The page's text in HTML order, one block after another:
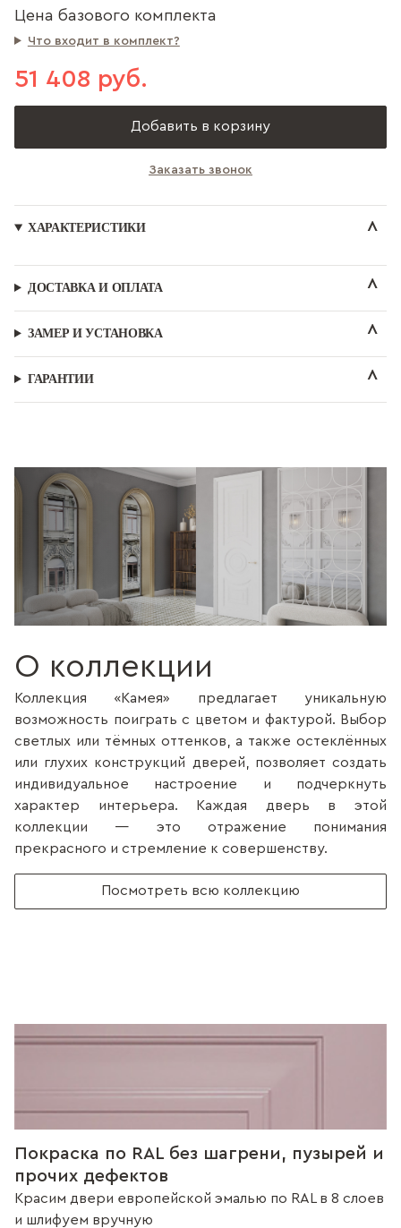
Цена базового комплекта
Что входит в комплект?
51 408 руб.
Добавить в корзину
Заказать звонок
ХАРАКТЕРИСТИКИ
ДОСТАВКА И ОПЛАТА
ЗАМЕР И УСТАНОВКА
ГАРАНТИИ
О коллекции
Коллекция «Камея» предлагает уникальную
возможность поиграть с цветом и фактурой. Выбор
светлых или тёмных оттенков, а также остеклённых
или глухих конструкций дверей, позволяет создать
индивидуальное настроение и подчеркнуть
характер интерьера. Каждая дверь в этой
коллекции — это отражение понимания
прекрасного и стремление к совершенству.
Посмотреть всю коллекцию
Покраска по RAL без шагрени, пузырей и
прочих дефектов
Красим двери европейской эмалью по RAL в 8 слоев
и шлифуем вручную